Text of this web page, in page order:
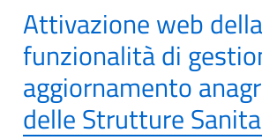
Attivazione web
funzionalità di
aggiornamento
delle Strutture